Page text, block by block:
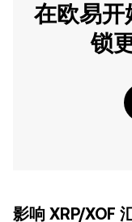
在欧易开
锁
影响 XRP/XOF